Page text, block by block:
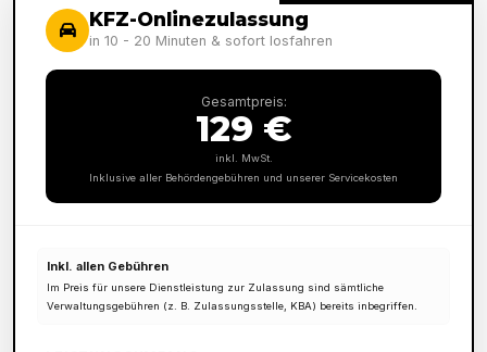
KFZ-Onlinezulassung
in 10 - 20 Minuten & sofort losfahren
Gesamtpreis:
129 €
inkl. MwSt.
Inklusive aller Behördengebühren und unserer Servicekosten
Inkl. allen Gebühren
Im Preis für unsere Dienstleistung zur Zulassung sind sämtliche
Verwaltungsgebühren (z. B. Zulassungsstelle, KBA) bereits inbegriffen.